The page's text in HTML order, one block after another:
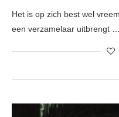
Het is op zich best wel
een verzamelaar uitbrengt …